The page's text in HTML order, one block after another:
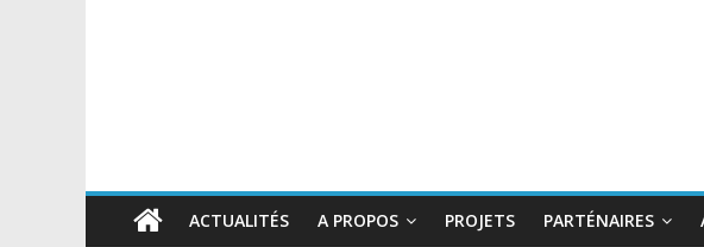
ACTUALITÉS A PROPOS PROJETS PARTÉNAIRES